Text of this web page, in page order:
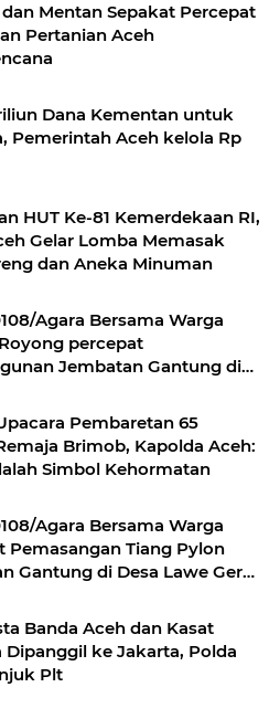
Mentan Sepakat Percepat
Pertanian Aceh
Dana Kementan untuk
Pemerintah Aceh kelola Rp
HUT Ke-81 Kemerdekaan RI,
Gelar Lomba Memasak
dan Aneka Minuman
Agara Bersama Warga
percepat
Jembatan Gantung di
Pembaretan 65
Brimob, Kapolda Aceh:
Simbol Kehormatan
Agara Bersama Warga
Pemasangan Tiang Pylon
Gantung di Desa Lawe Ger-
Banda Aceh dan Kasat
Dipanggil ke Jakarta, Polda
Plt